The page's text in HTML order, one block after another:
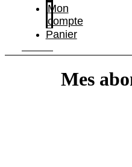
Mon
compte
Panier
Mes